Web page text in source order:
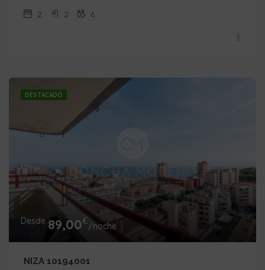
2 2 6
DESTACADO
Desde 89,00€/noche
NIZA 10194001